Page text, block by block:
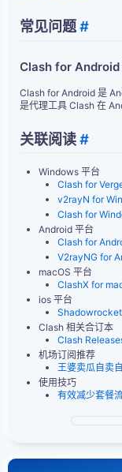
常见问题#
Clash for Android
Clash for Android 是
是代理工具 Clash 在
关联阅读#
Windows 平台
Clash for
v2rayN for
Clash for
Android 平台
Clash for
V2rayNG for
macOS 平台
ClashX for
ios 平台
Clash 相关合订本
Clash
机场订阅推荐
王婆卖瓜自卖
使用技巧
有效减少套餐